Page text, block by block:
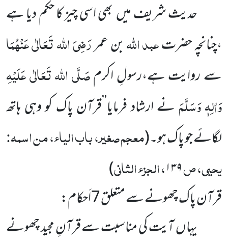
حدیث شریف میں بھی اسی چیز کا حکم دیا ہے
،چنانچہ حضرتعبداللہبن عمررَضِیَ اللہ تَعَالٰی عَنْہُمَا
سے روایت ہے،رسولِ اکرمصَلَّی اللہ تَعَالٰی عَلَیْہِ
وَاٰلِہٖ وَسَلَّمَنے ارشاد فرمایا’’قرآن پاک کو وہی ہاتھ
لگائے جو پاک ہو۔(معجم صغیر، باب الیاء، من اسمہ:
یحیی، ص۱۳۹، الجزء الثانی)
قرآن پاک چھونے سے متعلق 7اَحکام:
یہاں آیت کی مناسبت سے قرآنِ مجید چھونے